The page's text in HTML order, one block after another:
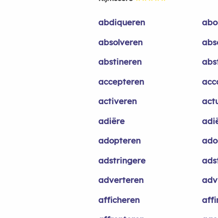
abdiqueren
absolveren
abstineren
accepteren
activeren
adiëre
adopteren
adstringere
adverteren
afficheren